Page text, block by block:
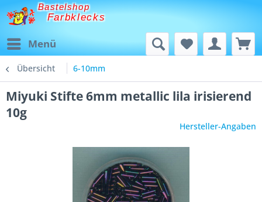
Bastelshop
Farbklecks
Menü
Übersicht 6-10mm
Miyuki Stifte 6mm metallic lila irisierend
10g
Hersteller-Angaben